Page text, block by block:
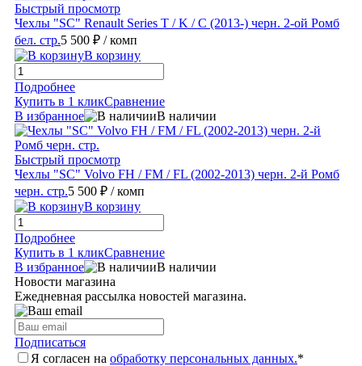
Быстрый просмотр
Чехлы "SC" Renault Series T / K / C (2013-) черн. 2-ой Ромб
бел. стр.5 500 ₽ / комп
В корзину
Подробнее
Купить в 1 кликСравнение
В избранное
В наличии
Быстрый просмотр
Чехлы "SC" Volvo FH / FM / FL (2002-2013) черн. 2-й Ромб
черн. стр.5 500 ₽ / комп
В корзину
Подробнее
Купить в 1 кликСравнение
В избранное
В наличии
Новости магазина
Ежедневная рассылка новостей магазина.
Подписаться
Я согласен на обработку персональных данных.*